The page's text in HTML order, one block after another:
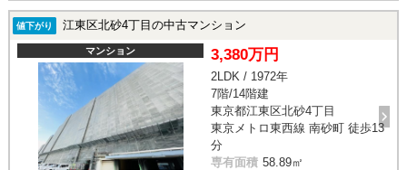
値下がり 江東区北砂4丁目の中古マンション
マンション 3,380万円
2LDK / 1972年
7階/14階建
東京都江東区北砂4丁目
東京メトロ東西線 南砂町 徒歩13
分
専有面積 58.89㎡